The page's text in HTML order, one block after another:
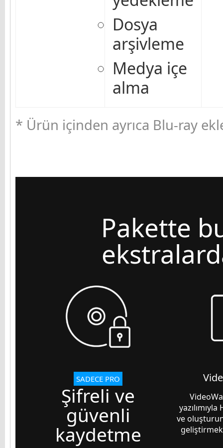
Dosya
arşivleme
Medya içe
alma
* Ürün içinden ayrıca Blu-ray
Pakette
SADECE PRO
Şifreli ve
güvenli
kaydetme
ve
geliştirmek